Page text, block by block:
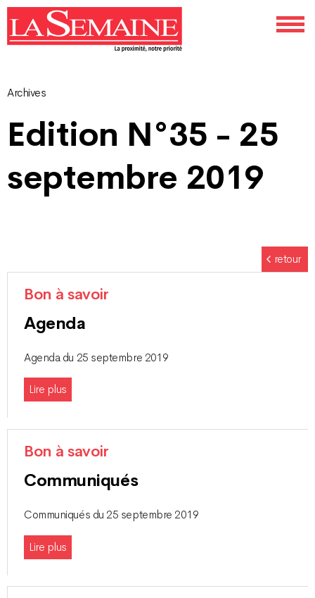
Archives
Edition N°35 - 25
septembre 2019
retour
Bon à savoir
Agenda
Agenda du 25 septembre 2019
Lire plus
Bon à savoir
Communiqués
Communiqués du 25 septembre 2019
Lire plus
Navigation
des
articles